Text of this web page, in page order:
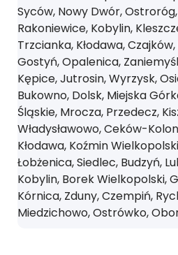
Syców, Nowy Dwór,
Rakoniewice, Kobylin,
Trzcianka, Kłodawa,
Gostyń, Opalenica,
Kępice, Jutrosin, Wyrzysk,
Bukowno, Dolsk, Miejska
Śląskie, Mrocza, Przedecz,
Władysławowo, Ceków-
Kłodawa, Koźmin
Łobżenica, Siedlec, Budzyń,
Kobylin, Borek Wielkopolski,
Kórnica, Zduny, Czempiń,
Miedzichowo, Ostrówko,